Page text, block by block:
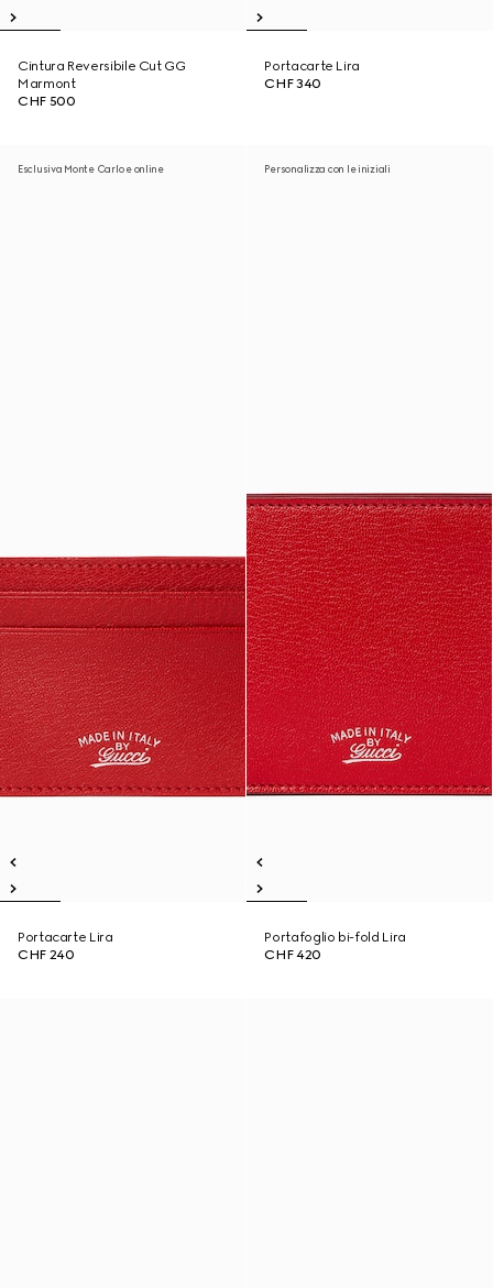
Cintura Reversibile Cut GG
Marmont
CHF 500
Portacarte Lira
CHF 340
Esclusiva Monte Carlo e online
Portacarte Lira
CHF 240
Personalizza con le iniziali
Portafoglio bi-fold Lira
CHF 420